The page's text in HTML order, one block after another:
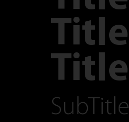
Title
Title
SubTitle